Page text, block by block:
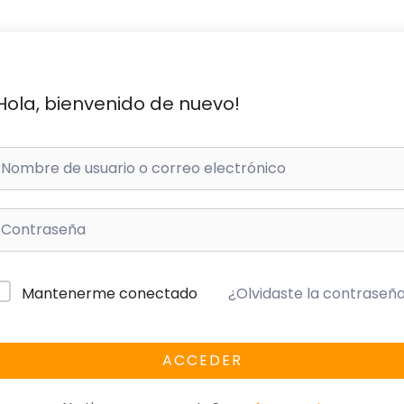
bienvenido de nuevo!
Mantenerme conectado ¿Olvidaste la
ACCEDER